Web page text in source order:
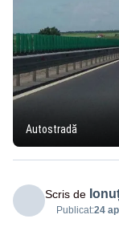
Autostradă
Scris de
Publicat:24